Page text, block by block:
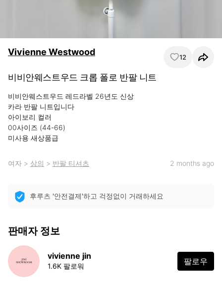
Vivienne Westwood 12
비비안웨스트우드 크롭 폴로 반팔 니트
비비안웨스트우드 레드라벨 26년도 신상
카라 반팔 니트입니다
아이보리 컬러
00사이즈 (44-66)
미사용 새상품급
여자 > 상의 > 반팔 티셔츠 2 months ago
후루츠 '안전결제'하고 걱정없이 거래하세요
판매자 정보
vivienne jin
1.6K 팔로워 팔로우